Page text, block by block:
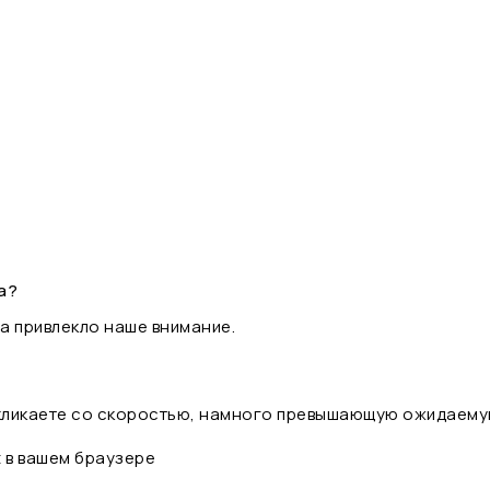
привлекло наше внимание.
со скоростью, намного превышающую
вашем браузере